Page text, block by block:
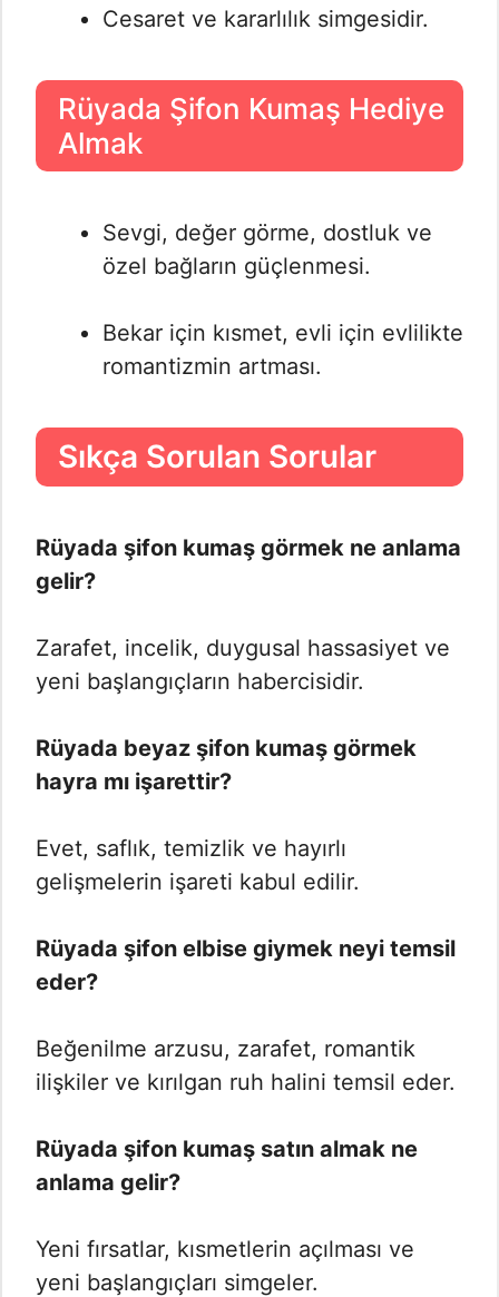
Cesaret ve kararlılık simgesidir.
Rüyada Şifon Kumaş Hediye
Almak
Sevgi, değer görme, dostluk ve
özel bağların güçlenmesi.
Bekar için kısmet, evli için evlilikte
romantizmin artması.
Sıkça Sorulan Sorular
Rüyada şifon kumaş görmek ne anlama
gelir?
Zarafet, incelik, duygusal hassasiyet ve
yeni başlangıçların habercisidir.
Rüyada beyaz şifon kumaş görmek
hayra mı işarettir?
Evet, saflık, temizlik ve hayırlı
gelişmelerin işareti kabul edilir.
Rüyada şifon elbise giymek neyi temsil
eder?
Beğenilme arzusu, zarafet, romantik
ilişkiler ve kırılgan ruh halini temsil eder.
Rüyada şifon kumaş satın almak ne
anlama gelir?
Yeni fırsatlar, kısmetlerin açılması ve
yeni başlangıçları simgeler.